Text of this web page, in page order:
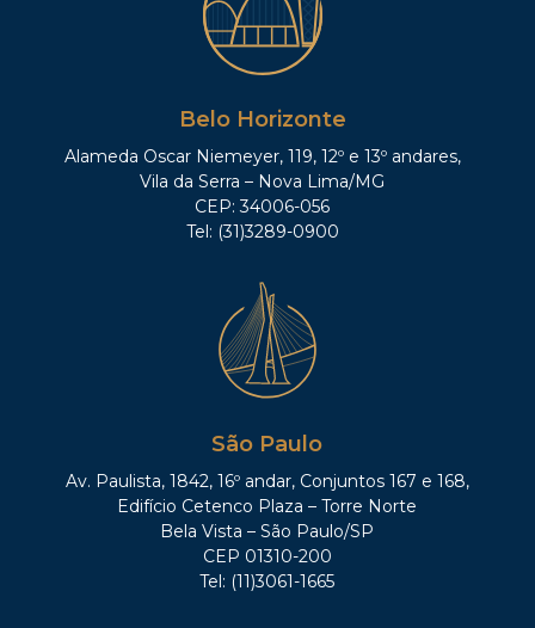
Belo Horizonte
Alameda Oscar Niemeyer, 119, 12º e 13º andares,
Vila da Serra – Nova Lima/MG
CEP: 34006-056
Tel: (31)3289-0900
São Paulo
Av. Paulista, 1842, 16º andar, Conjuntos 167 e 168,
Edifício Cetenco Plaza – Torre Norte
Bela Vista – São Paulo/SP
CEP 01310-200
Tel: (11)3061-1665